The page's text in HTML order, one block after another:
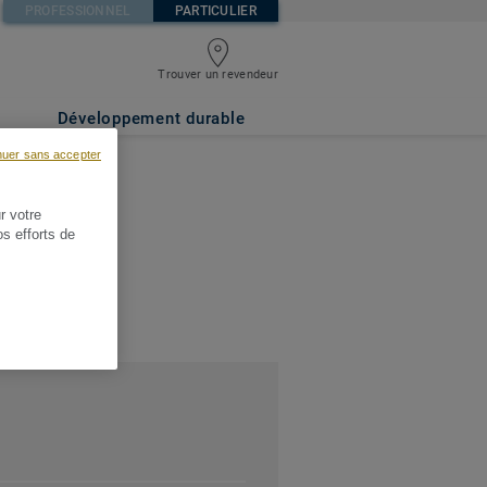
PROFESSIONNEL PARTICULIER
Trouver un revendeur
Développement durable
votre
efforts de
sans accepter